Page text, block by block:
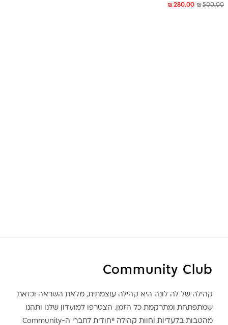
₪280.00 ₪500.00
Community Club
קהילה של לה לונה היא קהילה עוצמתית, מלאת השראה וכזאת
שמתפתחת ומתרקמת כל הזמן. הצטרפו למועדון שלנו ותהנו
מהטבות בלעדיות וחוות קהילה ייחודית לחברי ה-Community